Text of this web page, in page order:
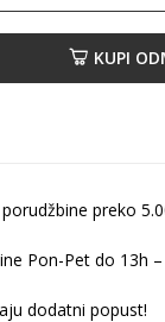
KUPI
preko
Pon-Pet do 13h
dodatni popust!